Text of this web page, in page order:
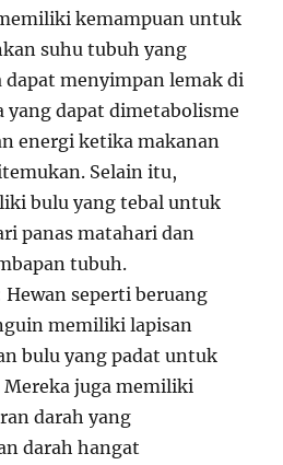
kemampuan untuk
suhu tubuh yang
dapat menyimpan lemak di
yang dapat dimetabolisme
energi ketika makanan
Selain itu,
bulu yang tebal untuk
panas matahari dan
tubuh.
Hewan seperti beruang
memiliki lapisan
bulu yang padat untuk
juga memiliki
darah yang
darah hangat